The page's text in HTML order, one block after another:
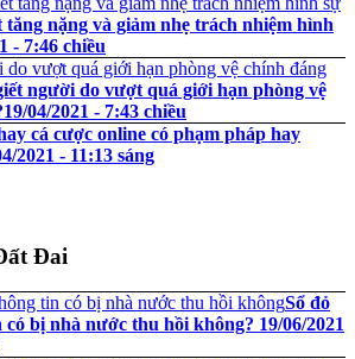
tăng nặng và giảm nhẹ trách nhiệm hình
- 7:46 chiều
người do vượt quá giới hạn phòng vệ
19/04/2021 - 7:43 chiều
cá cược online có phạm pháp hay
2021 - 11:13 sáng
Đai
Sổ đỏ
có bị nhà nước thu hồi không? 19/06/2021